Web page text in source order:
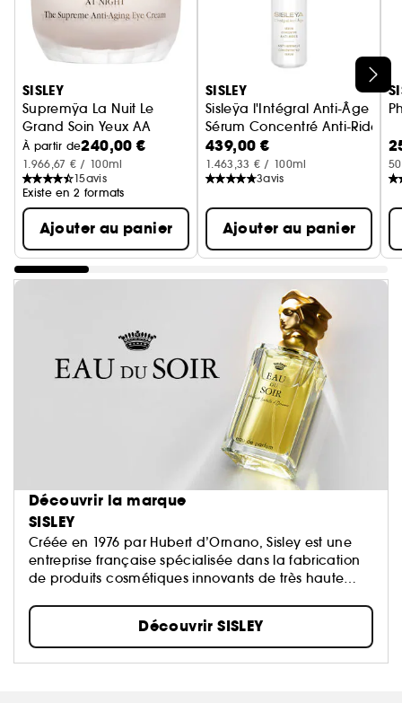
SISLEY
Supremÿa La Nuit Le
Grand Soin Yeux AA
Soin Yeux et Lèvres
À partir de240,00 €
1.966,67 € / 100ml
15avis
Existe en 2 formats
Ajouter au panier
SISLEY
Sisleÿa l'Intégral Anti-Âge
Sérum Concentré Anti-Rides
439,00 €
1.463,33 € / 100ml
3avis
Ajouter au panier
Découvrir la marque
SISLEY
Créée en 1976 par Hubert d’Ornano, Sisley est une
entreprise française spécialisée dans la fabrication
de produits cosmétiques innovants de très haute
Découvrir SISLEY